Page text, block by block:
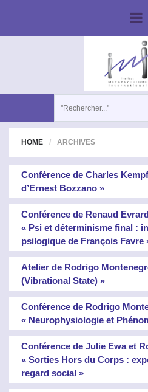
HOME ARCHIVES
Conférence de Charles
d’Ernest Bozzano »
Conférence de Renaud
« Psi et déterminisme final :
psilogique de François Favre
Atelier de Rodrigo
(Vibrational State) »
Conférence de Rodrigo
« Neurophysiologie et
Conférence de Julie Ewa et
« Sorties Hors du Corps :
regard social »